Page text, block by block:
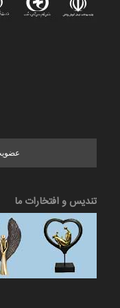
تندیس و افتخارات ما